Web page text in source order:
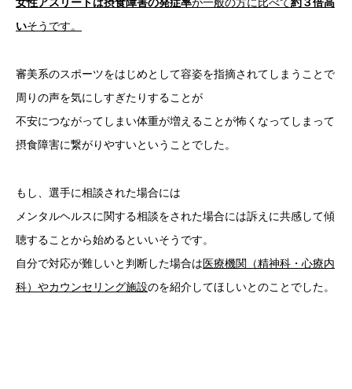
女性アスリートは摂食障害の発症率が一般の方に比べて 約３倍高
いそうです。
審美系のスポーツをはじめとして容姿を指摘されてしまうことで
周りの声を気にしすぎたりすることが
不安につながってしまい体重が増えることが怖くなってしまって
摂食障害に繋がりやすいということでした。
もし、選手に相談された場合には
メンタルヘルスに関する相談をされた場合には訴えに共感して傾
聴することから始めるといいそうです。
自分で対応が難しいと判断した場合は医療機関（精神科・心療内
科）やカウンセリング施設のを紹介してほしいとのことでした。